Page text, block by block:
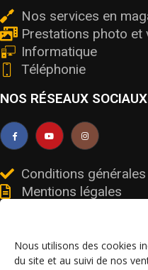
Nous utilisons des cookies
du site et au suivi de nos
Nos services en
Prestations photo et
Informatique
Téléphonie
NOS RÉSEAUX SOCIAUX
Conditions
Mentions légales